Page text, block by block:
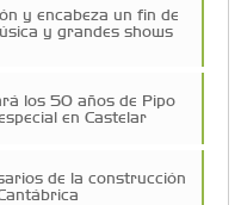
y encabeza un fin de
y grandes shows
los 50 años de Pipo
en Castelar
de la construcción